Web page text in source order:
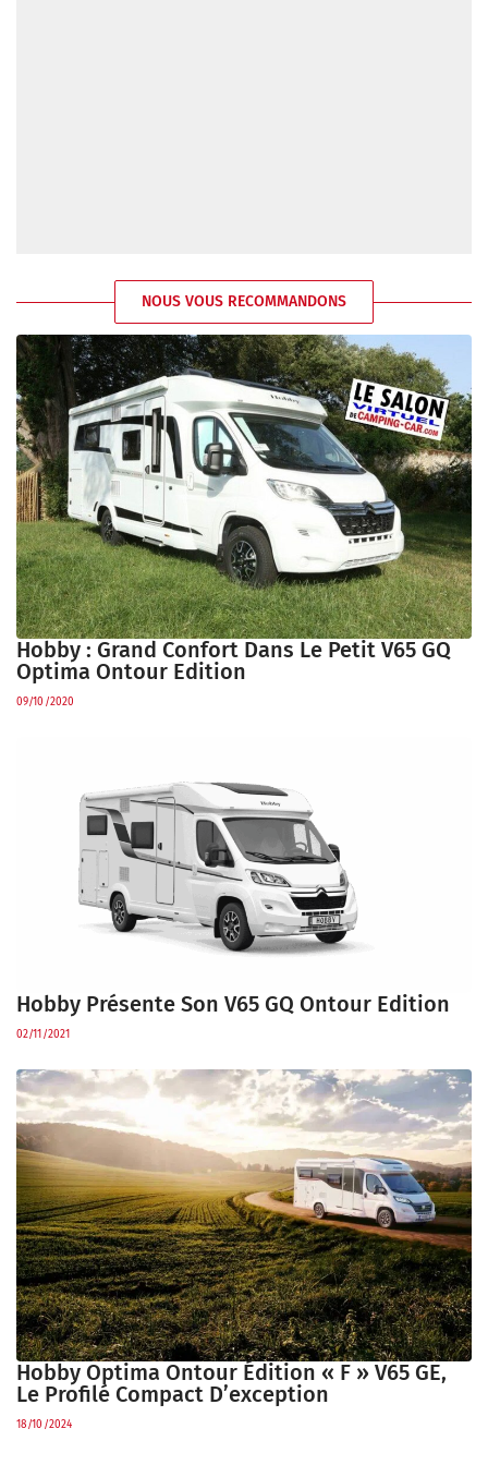
NOUS VOUS RECOMMANDONS
Hobby : Grand Confort Dans Le Petit V65 GQ
Optima Ontour Edition
09/10/2020
Hobby Présente Son V65 GQ Ontour Edition
02/11/2021
Hobby Optima Ontour Édition « F » V65 GE,
Le Profilé Compact D’exception
18/10/2024